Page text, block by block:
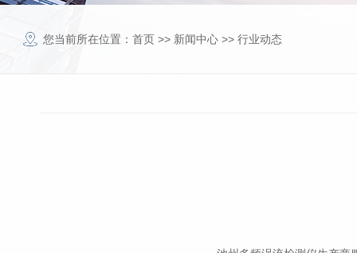
您当前所在位置： 首页 >> 新闻中心 >> 行业动态